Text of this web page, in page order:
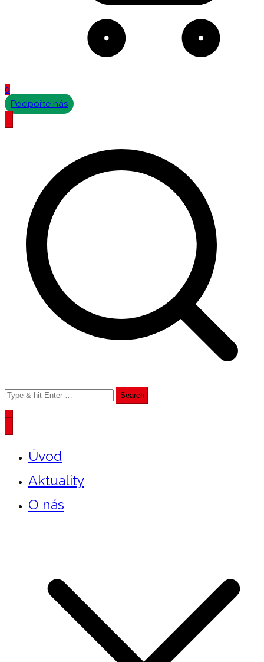
0
Podpořte nás
Search
for:
Úvod
Aktuality
O nás